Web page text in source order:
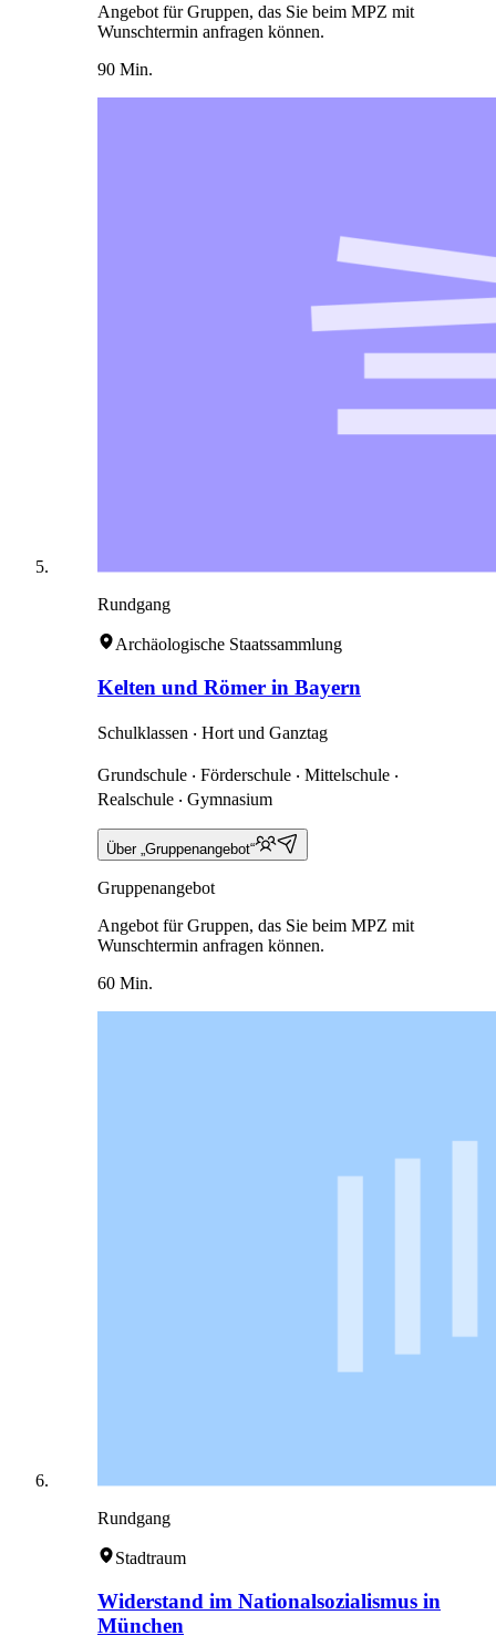
Angebot für Gruppen, das Sie beim MPZ mit
Wunschtermin anfragen können.
90 Min.
Rundgang
Archäologische Staatssammlung
Kelten und Römer in Bayern
Schulklassen ‧ Hort und Ganztag
Grundschule ‧ Förderschule ‧ Mittelschule ‧
Realschule ‧ Gymnasium
Über „Gruppenangebot“
Gruppenangebot
Angebot für Gruppen, das Sie beim MPZ mit
Wunschtermin anfragen können.
60 Min.
Rundgang
Stadtraum
Widerstand im Nationalsozialismus in
München